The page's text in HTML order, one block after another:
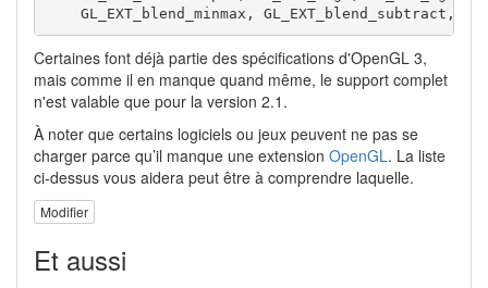
GL_EXT_blend_minmax, GL_EXT_blend_subtract,
Certaines font déjà partie des spécifications d'OpenGL 3,
mais comme il en manque quand même, le support complet
n'est valable que pour la version 2.1.
À noter que certains logiciels ou jeux peuvent ne pas se
charger parce qu’il manque une extension OpenGL. La liste
ci-dessus vous aidera peut être à comprendre laquelle.
Modifier
Et aussi